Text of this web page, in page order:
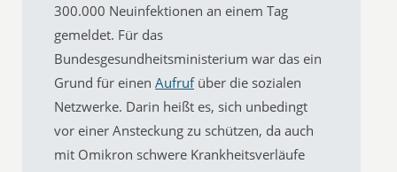
300.000 Neuinfektionen an einem Tag
gemeldet. Für das
Bundesgesundheitsministerium war das ein
Grund für einenAufrufüber die sozialen
Netzwerke. Darin heißt es, sich unbedingt
vor einer Ansteckung zu schützen, da auch
mit Omikron schwere Krankheitsverläufe